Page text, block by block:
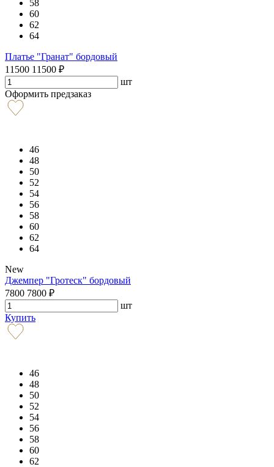
58
60
62
64
Платье "Гранат" бордовый
11500 11500 ₽
шт
Оформить предзаказ
46
48
50
52
54
56
58
60
62
64
New
Джемпер "Гротеск" бордовый
7800 7800 ₽
шт
Купить
46
48
50
52
54
56
58
60
62